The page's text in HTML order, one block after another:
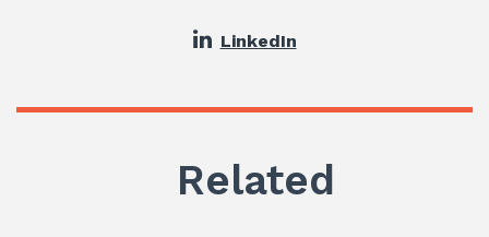
LinkedIn
Related